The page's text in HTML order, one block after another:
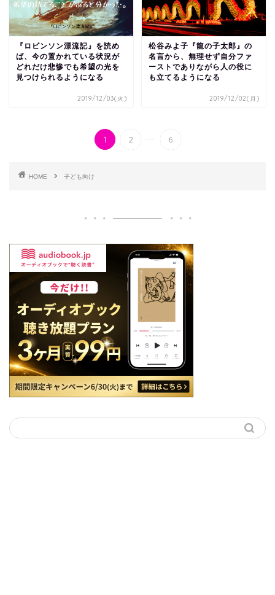
『ロビンソン漂流記』を読め
ば、今の置かれている状況が
どれだけ悲惨でも希望の光を
見つけられるようになる
2019/12/03(火)
松谷みよ子『龍の子太郎』の
名言から、無理せず自分ファ
ーストでありながら人の役に
も立てるようになる
2019/12/02(月)
1 2 ... 6
HOME 子ども向け